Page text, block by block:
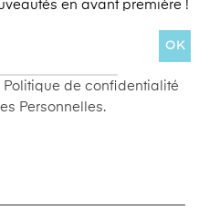
en avant première !
OK
de confidentialité
Personnelles.